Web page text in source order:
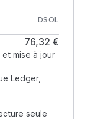
DSOL
76,32 €
et mise à jour
Ledger,
seule